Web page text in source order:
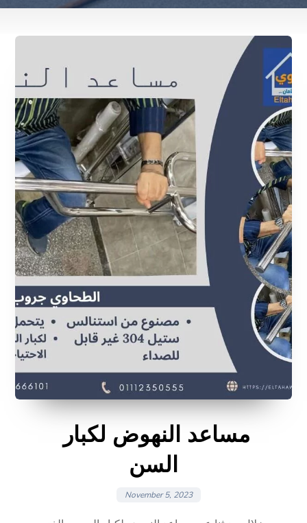
السن
November 5, 2023